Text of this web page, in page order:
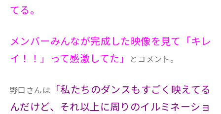
てる。
メンバーみんなが完成した映像を見て「キレ
イ！！」って感激してた」
とコメント。
野口さんは 「私たちのダンスもすごく映えてる
んだけど、それ以上に周りのイルミネーショ